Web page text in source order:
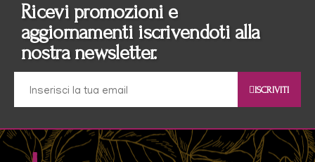
Ricevi promozioni e
aggiornamenti iscrivendoti alla
nostra newsletter.
ISCRIVITI